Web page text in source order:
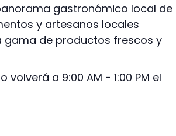
gastronómico local de
y artesanos locales
gama de productos frescos y
a 9:00 AM - 1:00 PM el